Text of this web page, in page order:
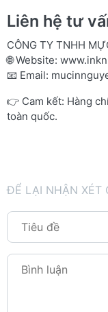
Liên hệ tư
CÔNG TY TNHH
🌐 Website:
📧 Email:
👉 Cam kết: Hàng
toàn quốc.
ĐỂ LẠI NHẬN XÉT